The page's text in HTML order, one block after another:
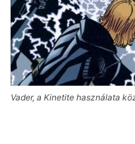
Vader, a Kinetite használata